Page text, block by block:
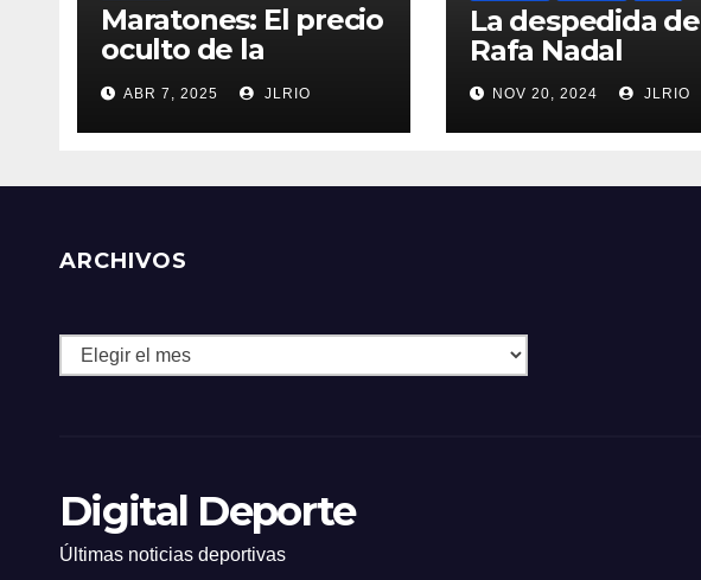
Maratones: El precio
oculto de la
resistencia
ABR 7, 2025 JLRIO
La despedida de
Rafa Nadal
NOV 20, 2024 JLRIO
ARCHIVOS
Archivos
Digital Deporte
Últimas noticias deportivas